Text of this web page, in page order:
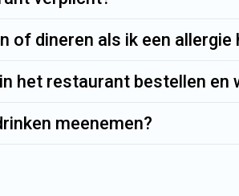
of dineren als ik een allergie
het restaurant bestellen en
meenemen?